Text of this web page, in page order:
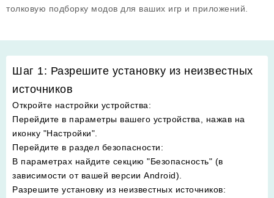
толковую подборку модов для ваших игр и приложений.
Шаг 1: Разрешите установку из неизвестных
источников
Откройте настройки устройства:
Перейдите в параметры вашего устройства, нажав на
иконку "Настройки".
Перейдите в раздел безопасности:
В параметрах найдите секцию "Безопасность" (в
зависимости от вашей версии Android).
Разрешите установку из неизвестных источников: